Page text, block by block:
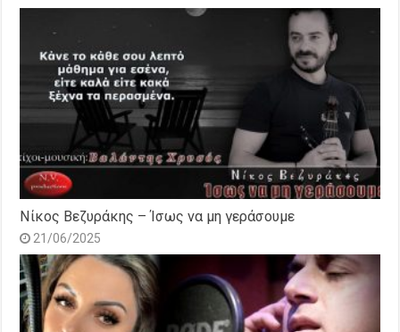
Νίκος Βεζυράκης – Ίσως να μη γεράσουμε
21/06/2025